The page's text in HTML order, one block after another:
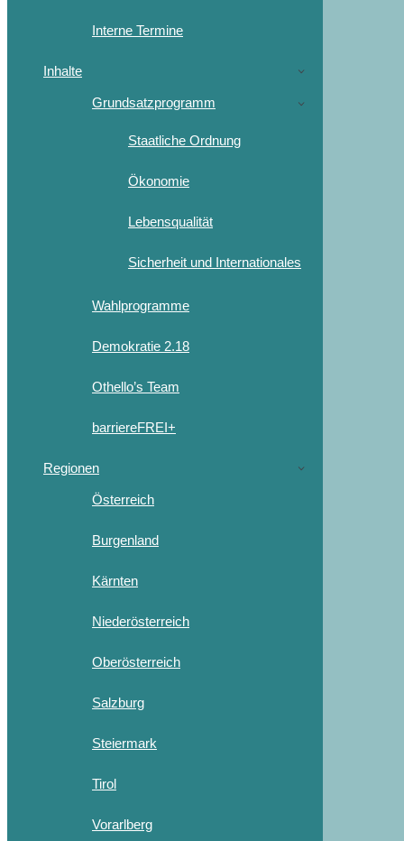
Interne Termine
Inhalte
Grundsatzprogramm
Staatliche Ordnung
Ökonomie
Lebensqualität
Sicherheit und Internationales
Wahlprogramme
Demokratie 2.18
Othello’s Team
barriereFREI+
Regionen
Österreich
Burgenland
Kärnten
Niederösterreich
Oberösterreich
Salzburg
Steiermark
Tirol
Vorarlberg